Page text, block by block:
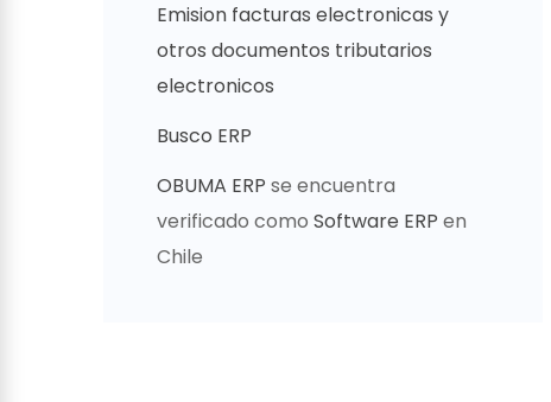
Emision facturas electronicas y
otros documentos tributarios
electronicos
Busco ERP
OBUMA ERP se encuentra
verificado como Software ERP en
Chile